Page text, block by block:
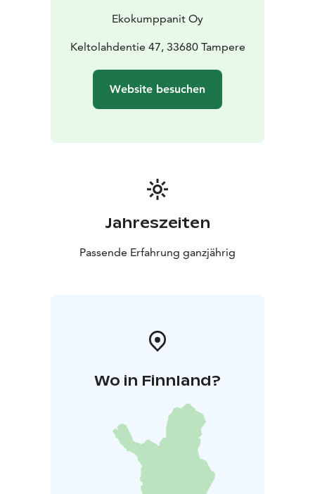
Ekokumppanit Oy
Keltolahdentie 47, 33680 Tampere
Website besuchen
Jahreszeiten
Passende Erfahrung ganzjährig
Wo in Finnland?